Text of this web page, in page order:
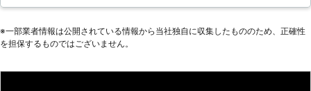
も、家の近くには修理屋さんがない
し……どうしよう……」 このようにお
かなか修理に出すのは大変ですよね。
判断することは難しいです。まずはプ
んでる方も遠隔でサポート インター
りますので、トラブル解決の際は、ぜ
せていただきます。弊社スタッフにお
※⼀部業者情報は公開されている情報から当社独⾃に収集したもののため、正確性
を担保するものではございません。